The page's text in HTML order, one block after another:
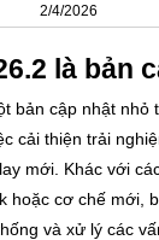
2/4/2026
là bản
bản cập nhật nhỏ
cải thiện trải
mới. Khác với
hoặc cơ chế mới,
và xử lý các